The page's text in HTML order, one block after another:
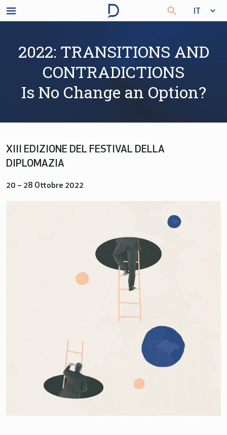
2022: TRANSITIONS AND
CONTRADICTIONS
Is No Change an Option?
XIII EDIZIONE DEL FESTIVAL DELLA
DIPLOMAZIA
20 – 28 Ottobre 2022